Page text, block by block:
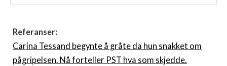
Referanser:
Carina Tessand begynte å gråte da hun snakket om
pågripelsen. Nå forteller PST hva som skjedde.